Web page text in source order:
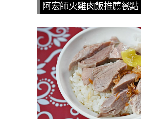
阿宏師火雞肉飯推薦餐點